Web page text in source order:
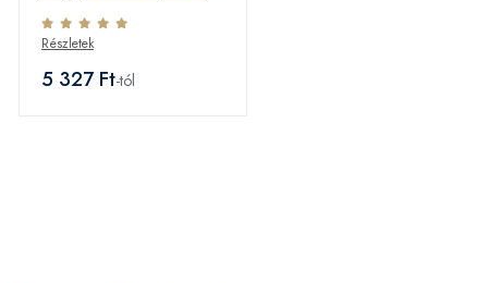
30% 0,5L
Részletek
5 327 Ft-tól